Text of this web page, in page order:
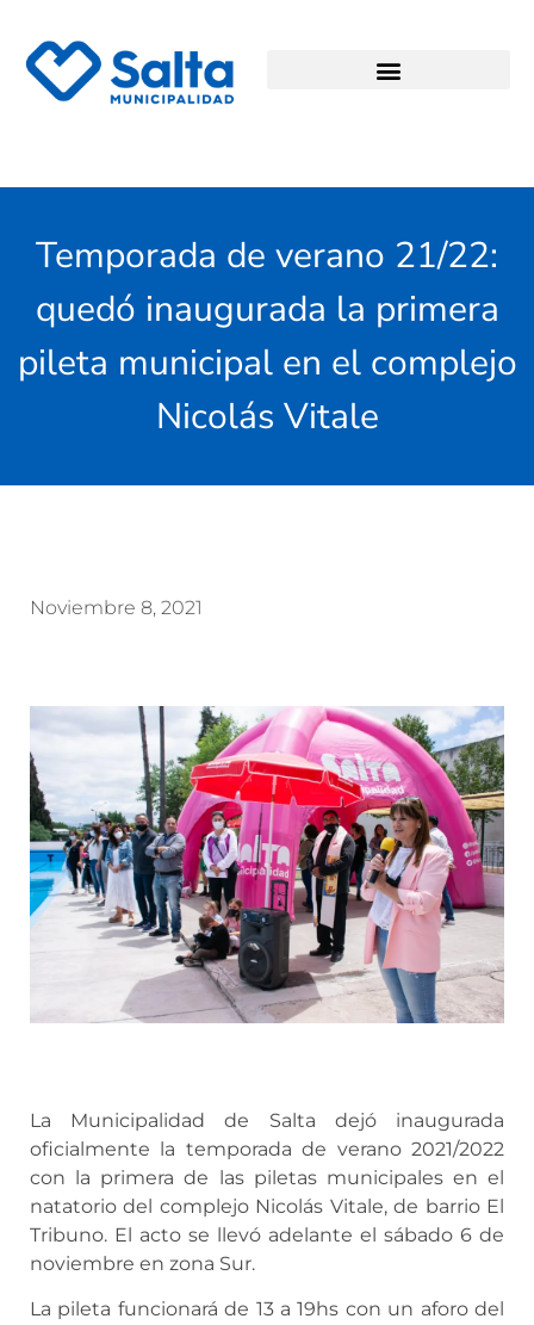
Temporada de verano 21/22:
quedó inaugurada la primera
pileta municipal en el complejo
Nicolás Vitale
Noviembre 8, 2021
La Municipalidad de Salta dejó inaugurada
oficialmente la temporada de verano 2021/2022
con la primera de las piletas municipales en el
natatorio del complejo Nicolás Vitale, de barrio El
Tribuno. El acto se llevó adelante el sábado 6 de
noviembre en zona Sur.
La pileta funcionará de 13 a 19hs con un aforo del